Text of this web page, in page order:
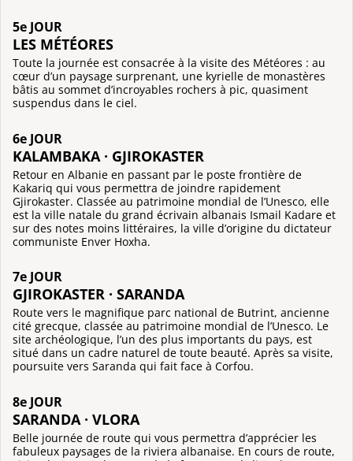
5e JOUR
LES MÉTÉORES
Toute la journée est consacrée à la visite des Météores : au
cœur d’un paysage surprenant, une kyrielle de monastères
bâtis au sommet d’incroyables rochers à pic, quasiment
suspendus dans le ciel.
6e JOUR
KALAMBAKA · GJIROKASTER
Retour en Albanie en passant par le poste frontière de
Kakariq qui vous permettra de joindre rapidement
Gjirokaster. Classée au patrimoine mondial de l’Unesco, elle
est la ville natale du grand écrivain albanais Ismail Kadare et
sur des notes moins littéraires, la ville d’origine du dictateur
communiste Enver Hoxha.
7e JOUR
GJIROKASTER · SARANDA
Route vers le magnifique parc national de Butrint, ancienne
cité grecque, classée au patrimoine mondial de l’Unesco. Le
site archéologique, l’un des plus importants du pays, est
situé dans un cadre naturel de toute beauté. Après sa visite,
poursuite vers Saranda qui fait face à Corfou.
8e JOUR
SARANDA · VLORA
Belle journée de route qui vous permettra d’apprécier les
fabuleux paysages de la riviera albanaise. En cours de route,